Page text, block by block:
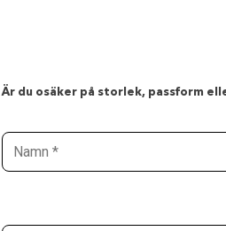
Är du osäker på storlek, passform